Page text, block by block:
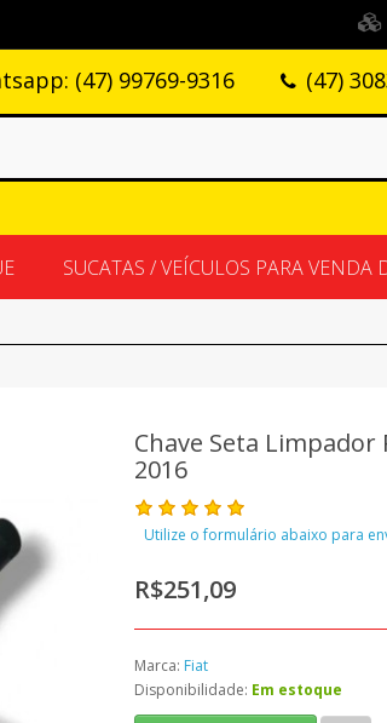
(47) 99769-9316 (47)
SUCATAS / VEÍCULOS PARA VENDA
Chave Seta Limpador
2016
Utilize o formulário abaixo para
R$251,09
Marca: Fiat
Disponibilidade: Em estoque